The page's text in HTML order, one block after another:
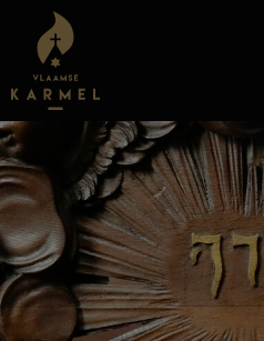
Skip to content